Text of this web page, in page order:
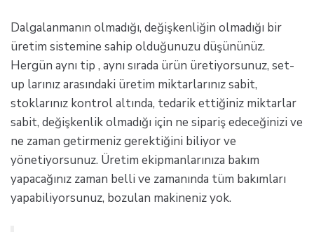
Dalgalanmanın olmadığı, değişkenliğin olmadığı bir
üretim sistemine sahip olduğunuzu düşününüz.
Hergün aynı tip , aynı sırada ürün üretiyorsunuz, set-
up larınız arasındaki üretim miktarlarınız sabit,
stoklarınız kontrol altında, tedarik ettiğiniz miktarlar
sabit, değişkenlik olmadığı için ne sipariş edeceğinizi ve
ne zaman getirmeniz gerektiğini biliyor ve
yönetiyorsunuz. Üretim ekipmanlarınıza bakım
yapacağınız zaman belli ve zamanında tüm bakımları
yapabiliyorsunuz, bozulan makineniz yok.